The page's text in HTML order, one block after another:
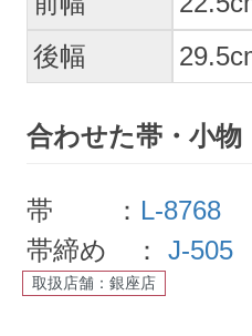
後幅
29.5
合わせた帯・小物
帯 ： L-8768
帯締め ：J-505
取扱店舗：銀座店